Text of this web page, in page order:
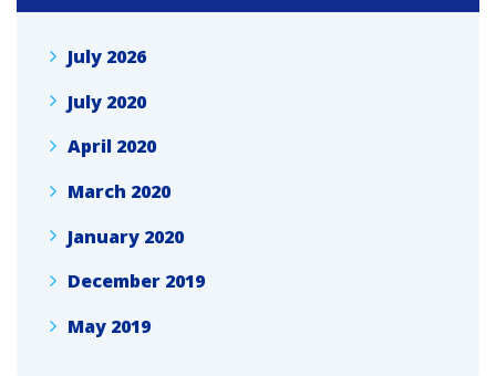
July 2026
July 2020
April 2020
March 2020
January 2020
December 2019
May 2019